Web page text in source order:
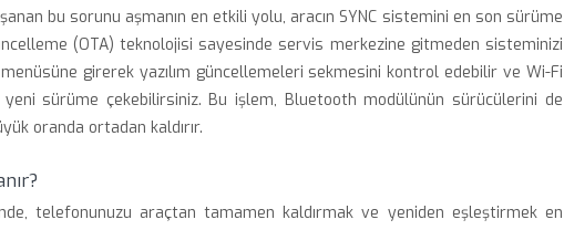
bu sorunu aşmanın en etkili yolu, aracın SYNC sistemini en son sürüme
(OTA) teknolojisi sayesinde servis merkezine gitmeden sisteminizi
girerek yazılım güncellemeleri sekmesini kontrol edebilir ve Wi-Fi
yeni sürüme çekebilirsiniz. Bu işlem, Bluetooth modülünün sürücülerini de
oranda ortadan kaldırır.
telefonunuzu araçtan tamamen kaldırmak ve yeniden eşleştirmek en